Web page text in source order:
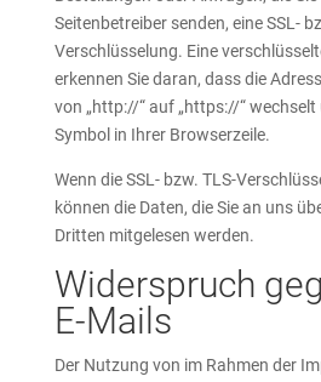
Seitenbetreiber senden, eine SSL-
Verschlüsselung. Eine
erkennen Sie daran, dass die
von „http://“ auf „https://“
Symbol in Ihrer Browserzeile.
Wenn die SSL- bzw. TLS-
können die Daten, die Sie an uns
Dritten mitgelesen werden.
Widerspruch
E-Mails
Der Nutzung von im Rahmen der